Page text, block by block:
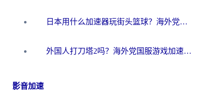
日本用什么加速器玩街头篮球？海外党国服游戏不卡顿的终极攻略
外国人打刀塔2吗？海外党国服游戏加速避坑全攻略
影音加速